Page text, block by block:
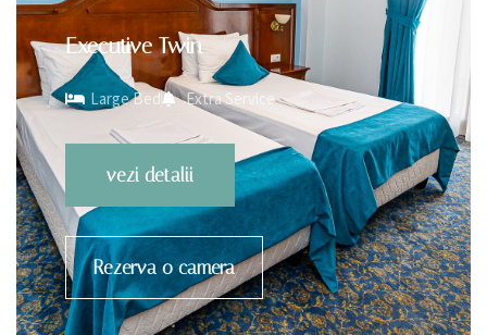
Executive Twin
Large Bed Extra Service
vezi detalii
Rezerva o camera